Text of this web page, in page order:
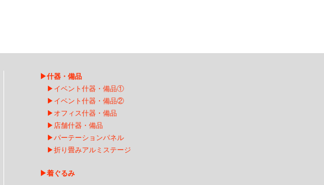
▶什器・備品
▶ イベント什器・備品①
▶ イベント什器・備品②
▶ オフィス什器・備品
▶ 店舗什器・備品
▶パーテーションパネル
▶折り畳みアルミステージ
▶着ぐるみ